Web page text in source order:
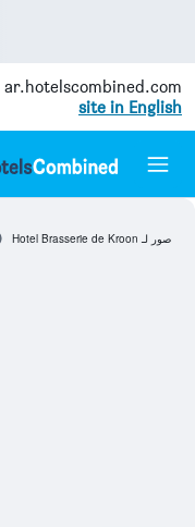
ar.hotelscombined.com
site in English
صور لـ Hotel Brasserie de Kroon